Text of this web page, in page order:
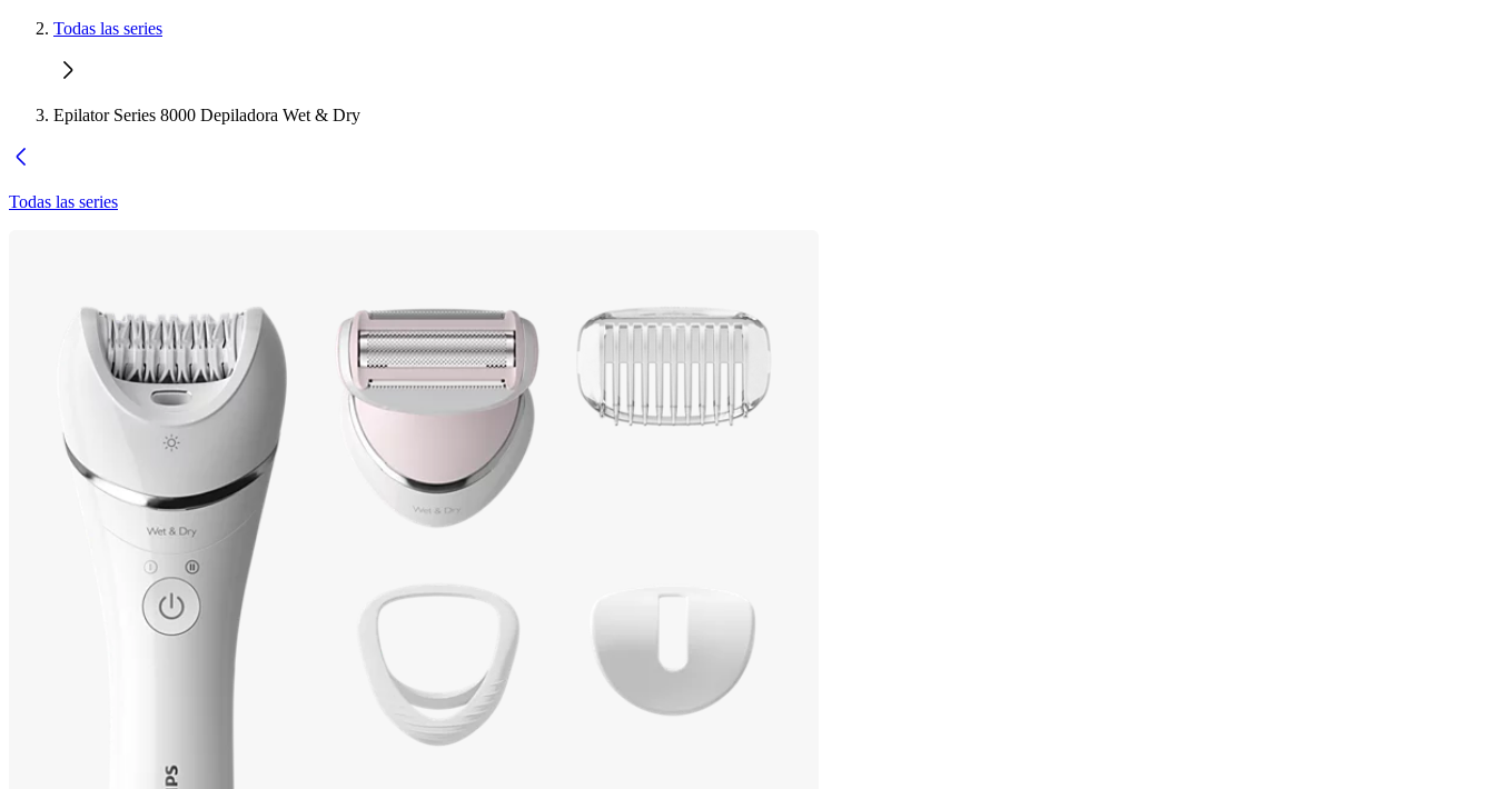
Todas las series
Epilator Series 8000 Depiladora Wet & Dry
Todas las series